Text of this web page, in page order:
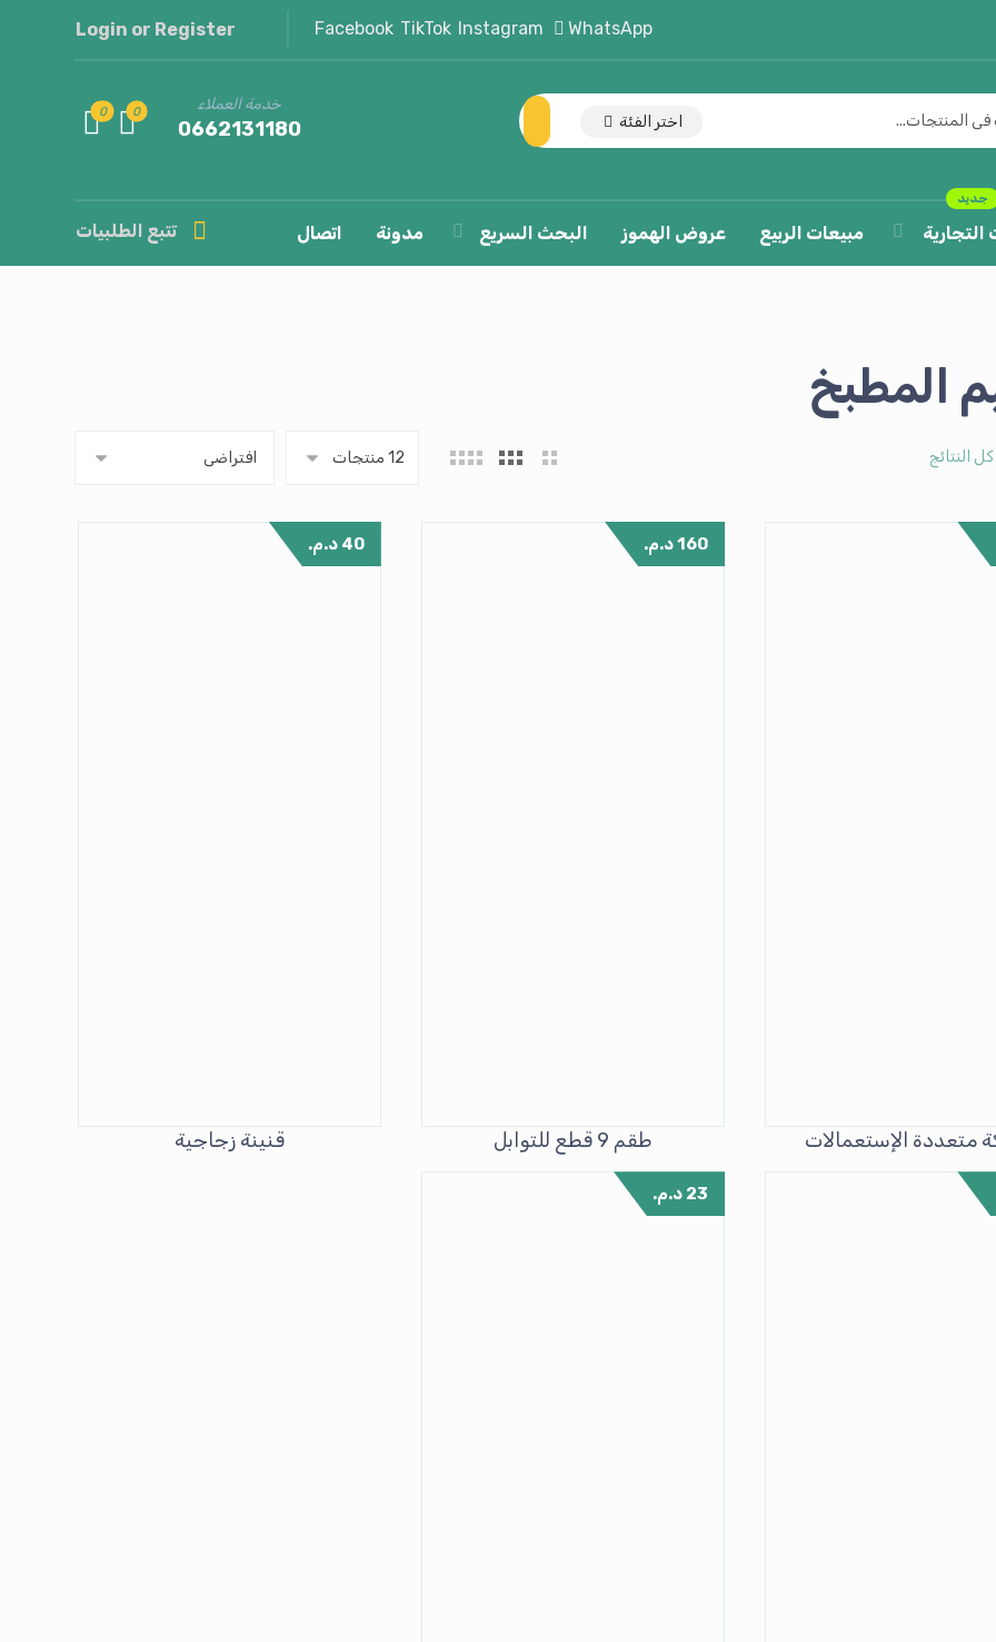
Login or Register Facebook TikTok Instagram WhatsApp
اختر الفئة
خدمة العملاء
0662131180
التجارية
جديد
مبيعات الربيع عروض الهموز البحث السريع مدونة اتصال تتبع الطلبيات
المطبخ
متعددة الإستعمالات طقم 9 قطع للتوابل
160د.م.
قنينة زجاجية
40 د.م.
23 د.م.